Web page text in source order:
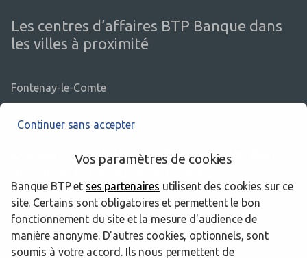
Les centres d’affaires BTP Banque dans
les villes à proximité
Fontenay-le-Comte
Les centres d’affaires BTP Banque dans
44 Loire-Atlantique
49 Maine-et-Loire
Continuer sans accepter
Vos paramètres de cookies
Banque BTP et ses partenaires utilisent des cookies sur ce
site. Certains sont obligatoires et permettent le bon
fonctionnement du site et la mesure d'audience de
manière anonyme. D'autres cookies, optionnels, sont
soumis à votre accord. Ils nous permettent de